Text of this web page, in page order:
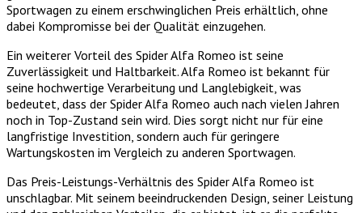
Sportwagen zu einem erschwinglichen Preis erhältlich, ohne
dabei Kompromisse bei der Qualität einzugehen.
Ein weiterer Vorteil des Spider Alfa Romeo ist seine
Zuverlässigkeit und Haltbarkeit. Alfa Romeo ist bekannt für
seine hochwertige Verarbeitung und Langlebigkeit, was
bedeutet, dass der Spider Alfa Romeo auch nach vielen Jahren
noch in Top-Zustand sein wird. Dies sorgt nicht nur für eine
langfristige Investition, sondern auch für geringere
Wartungskosten im Vergleich zu anderen Sportwagen.
Das Preis-Leistungs-Verhältnis des Spider Alfa Romeo ist
unschlagbar. Mit seinem beeindruckenden Design, seiner Leistung